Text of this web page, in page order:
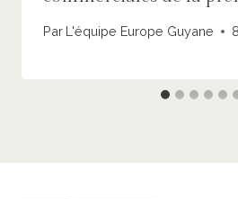
Par L'équipe Europe Guyane